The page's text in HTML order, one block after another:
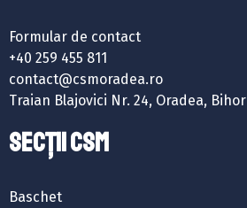
Formular de contact
+40 259 455 811
contact@csmoradea.ro
Traian Blajovici Nr. 24, Oradea, Bihor
SECȚII CSM
Baschet